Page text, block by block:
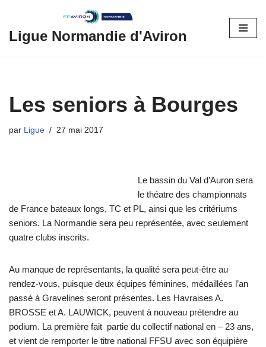
Aller
Ligue Normandie d'Aviron
Les seniors à Bourges
par Ligue 27 mai 2017
Le bassin du Val d’Auron sera
le théatre des championnats
de France bateaux longs, TC et PL, ainsi que les critériums
seniors. La Normandie sera peu représentée, avec seulement
quatre clubs inscrits.
Au manque de représentants, la qualité sera peut-être au
rendez-vous, puisque deux équipes féminines, médaillées l’an
passé à Gravelines seront présentes. Les Havraises A.
BROSSE et A. LAUWICK, peuvent à nouveau prétendre au
podium. La première fait partie du collectif national en – 23 ans,
et vient de remporter le titre national FFSU avec son équipière